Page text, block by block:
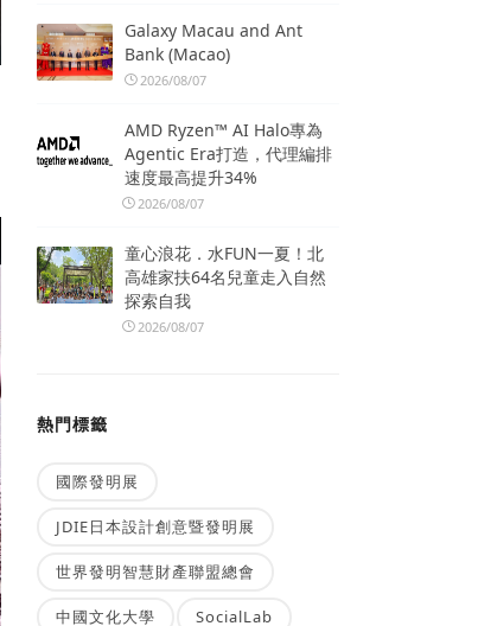
Galaxy Macau and Ant
Bank (Macao)
2026/08/07
AMD Ryzen™ AI Halo專為
Agentic Era打造，代理編排
速度最高提升34%
2026/08/07
童心浪花．水FUN一夏！北
高雄家扶64名兒童走入自然
探索自我
2026/08/07
熱門標籤
國際發明展
JDIE日本設計創意暨發明展
世界發明智慧財產聯盟總會
中國文化大學 SocialLab